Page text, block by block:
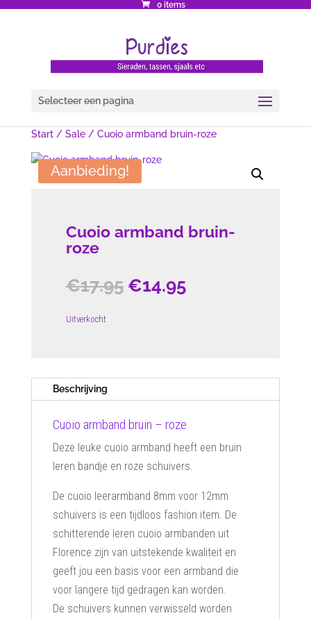
0 items
Selecteer een pagina
Start/ Sale/ Cuoio armband bruin-roze
Aanbieding!
Cuoio armband bruin-
roze
€17.95 Oorspronkelijke
€14.95Huidige
Uitverkocht
Beschrijving
Cuoio armband bruin – roze
Deze leuke cuoio armband heeft een bruin
leren bandje en roze schuivers.
De cuoio leerarmband 8mm voor 12mm
schuivers is een tijdloos fashion item. De
schitterende leren cuoio armbanden uit
Florence zijn van uitstekende kwaliteit en
geeft jou een basis voor een armband die
voor langere tijd gedragen kan worden.
De schuivers kunnen verwisseld worden